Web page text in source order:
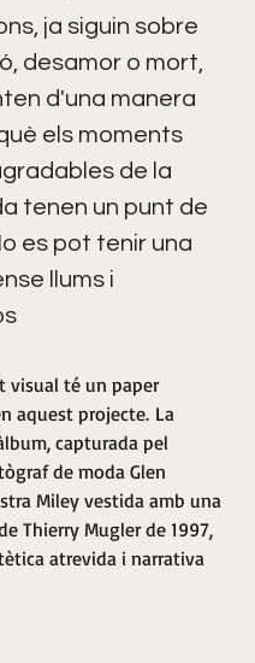
ja siguin sobre
desamor o mort,
d'una manera
els moments
de la
tenen un punt de
es pot tenir una
llums i
visual té un paper
aquest projecte. La
capturada pel
de moda Glen
Miley vestida amb una
Thierry Mugler de 1997,
atrevida i narrativa